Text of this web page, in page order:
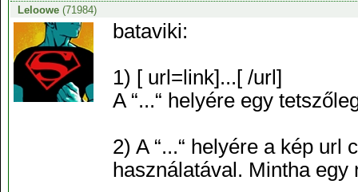
Leloowe(71984)
bataviki:
1) [ url=link]...[ /url]
A “...“ helyére egy
2) A “...“ helyére a kép
használatával. Mintha